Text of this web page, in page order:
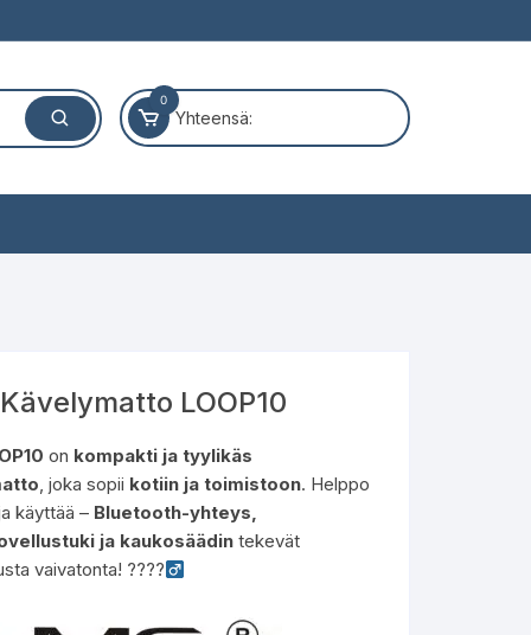
0
Yhteensä:
LOOP10
on kompakti ja tyylikäs
, joka sopii kotiin ja toimistoon. Helppo
käyttää – Bluetooth-yhteys,
ja kaukosäädintekevät
vaivatonta! ????‍